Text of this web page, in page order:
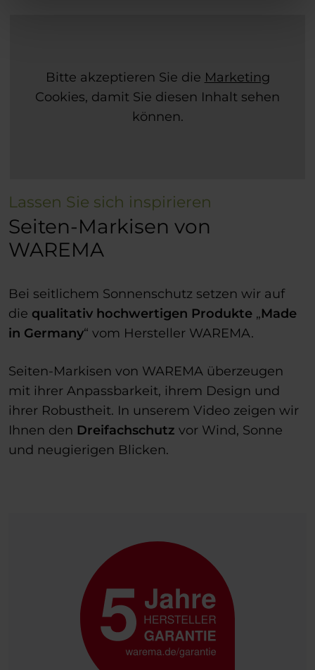
Bitte akzeptieren Sie die Marketing
Cookies, damit Sie diesen Inhalt sehen
können.
Lassen Sie sich inspirieren
Seiten-Markisen von
WAREMA
Bei seitlichem Sonnenschutz setzen wir auf
die qualitativ hochwertigen Produkte „Made
in Germany“ vom Hersteller WAREMA.
Seiten-Markisen von WAREMA überzeugen
mit ihrer Anpassbarkeit, ihrem Design und
ihrer Robustheit. In unserem Video zeigen wir
Ihnen den Dreifachschutz vor Wind, Sonne
und neugierigen Blicken.